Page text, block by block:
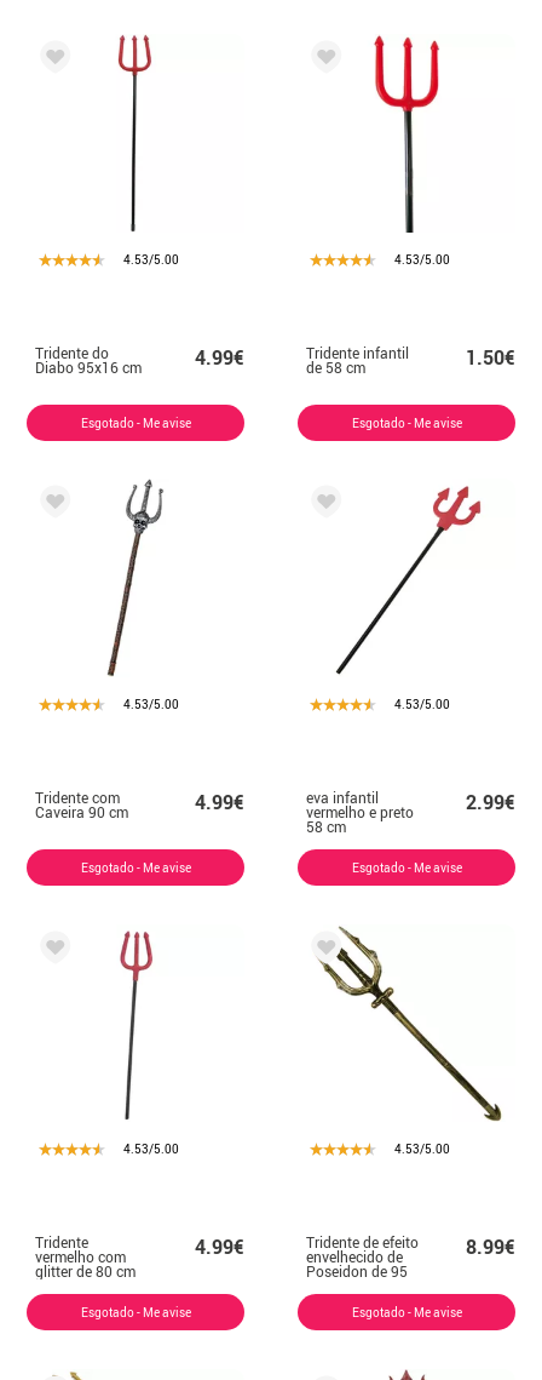
4.53/5.00
Tridente do
Diabo 95x16 cm 4.99€
Esgotado - Me avise
4.53/5.00
Tridente infantil
de 58 cm 1.50€
Esgotado - Me avise
4.53/5.00
Tridente com
Caveira 90 cm 4.99€
Esgotado - Me avise
4.53/5.00
eva infantil
vermelho e preto
58 cm
2.99€
Esgotado - Me avise
4.53/5.00
Tridente
vermelho com
glitter de 80 cm
4.99€
Esgotado - Me avise
4.53/5.00
Tridente de efeito
envelhecido de
Poseidon de 95
8.99€
Esgotado - Me avise